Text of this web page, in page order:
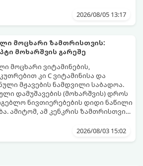
დახვეწილ და მაგრილებელ
მომზადებას მინიმალური2026/08/05 13:17
მოცხარი ზამთრისთვის:
მოხარშვის გარეშე
მოცხარი ვიტამინების,
კი C ვიტამინისა და
მჟავების ნამდვილი საბადოა.
დამუშავების (მოხარშვის) დროს
ნივთიერებების დიდი ნაწილი
ამიტომ, ამ კენკრის ზამთრისთვის
- მოხარშვის გარეშე.
კაშკაშა გემოს, არომატს და
2026/08/03 15:02